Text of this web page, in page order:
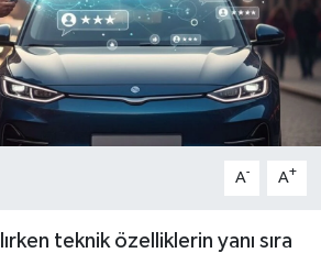
A- A+
teknik özelliklerin yanı sıra